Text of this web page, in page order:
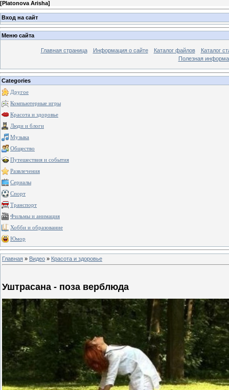
[Platonova Arisha]
Вход на сайт
Меню сайта
Главная страница Информация о сайте Каталог файлов
Каталог
Полезная
Categories
Другое
Компьютерные игры
Красота и здоровье
Люди и блоги
Музыка
Общество
Путешествия и события
Развлечения
Сериалы
Спорт
Транспорт
Фильмы и анимация
Хобби и образование
Юмор
Главная » Видео » Красота и здоровье
Уштрасана - поза верблюда